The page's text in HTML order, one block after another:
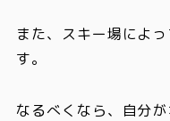
また、 スキー場によ
す。
なるべくなら、自分